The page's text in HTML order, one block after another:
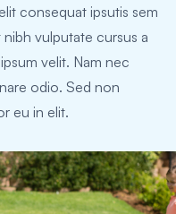
consequat ipsutis sem
vulputate cursus a
velit. Nam nec
odio. Sed non
eu in elit.